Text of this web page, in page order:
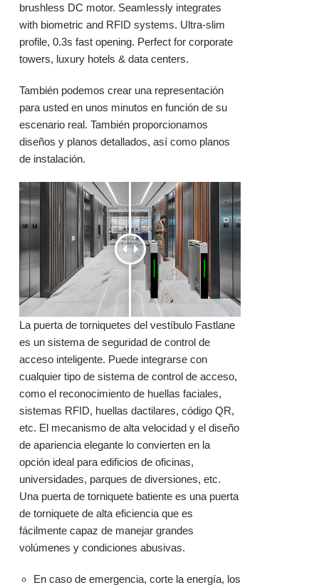
brushless DC motor. Seamlessly integrates
with biometric and RFID systems. Ultra-slim
profile, 0.3s fast opening. Perfect for corporate
towers, luxury hotels & data centers.
También podemos crear una representación
para usted en unos minutos en función de su
escenario real. También proporcionamos
diseños y planos detallados, así como planos
de instalación.
La puerta de torniquetes del vestíbulo Fastlane
es un sistema de seguridad de control de
acceso inteligente. Puede integrarse con
cualquier tipo de sistema de control de acceso,
como el reconocimiento de huellas faciales,
sistemas RFID, huellas dactilares, código QR,
etc. El mecanismo de alta velocidad y el diseño
de apariencia elegante lo convierten en la
opción ideal para edificios de oficinas,
universidades, parques de diversiones, etc.
Una puerta de torniquete batiente es una puerta
de torniquete de alta eficiencia que es
fácilmente capaz de manejar grandes
volúmenes y condiciones abusivas.
En caso de emergencia, corte la energía, los